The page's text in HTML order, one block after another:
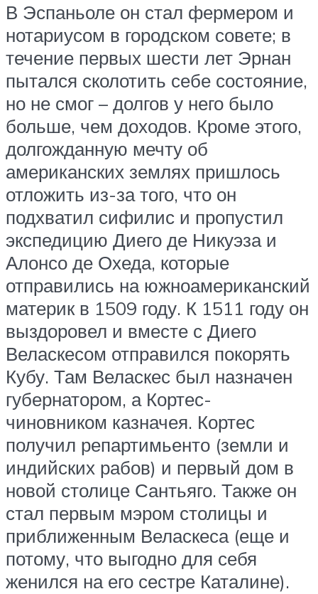
В Эспаньоле он стал фермером и
нотариусом в городском совете; в
течение первых шести лет Эрнан
пытался сколотить себе состояние,
но не смог – долгов у него было
больше, чем доходов. Кроме этого,
долгожданную мечту об
американских землях пришлось
отложить из-за того, что он
подхватил сифилис и пропустил
экспедицию Диего де Никуэза и
Алонсо де Охеда, которые
отправились на южноамериканский
материк в 1509 году. К 1511 году он
выздоровел и вместе с Диего
Веласкесом отправился покорять
Кубу. Там Веласкес был назначен
губернатором, а Кортес-
чиновником казначея. Кортес
получил репартимьенто (земли и
индийских рабов) и первый дом в
новой столице Сантьяго. Также он
стал первым мэром столицы и
приближенным Веласкеса (еще и
потому, что выгодно для себя
женился на его сестре Каталине).